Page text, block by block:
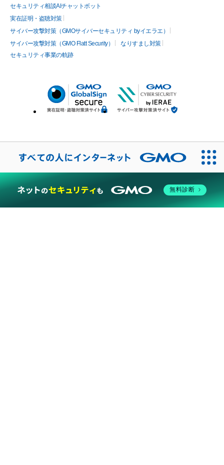
セキュリティ相談AIチャットボット
実在証明・盗聴対策
サイバー攻撃対策（GMOサイバーセキュリティ byイエラエ）
サイバー攻撃対策（GMO Flatt Security）
なりすまし対策
セキュリティ事業の軌跡
無料診断